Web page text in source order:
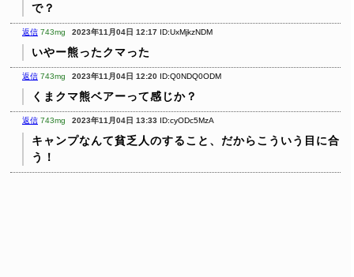
で？
返信 743mg 2023年11月04日 12:17 ID:UxMjkzNDM
いやー熊ったクマった
返信 743mg 2023年11月04日 12:20 ID:Q0NDQ0ODM
くまクマ熊ベアーって感じか？
返信 743mg 2023年11月04日 13:33 ID:cyODc5MzA
キャンプなんて貧乏人のすること、だからこういう目に合
う！